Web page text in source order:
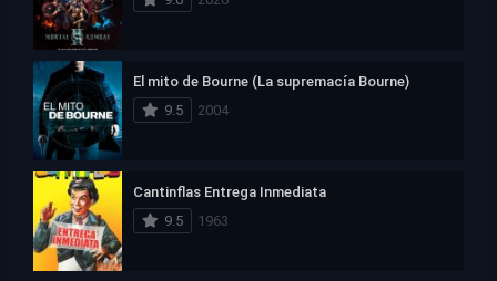
El mito de Bourne (La supremacía Bourne)
9.5
2004
Cantinflas Entrega Inmediata
9.5
1963